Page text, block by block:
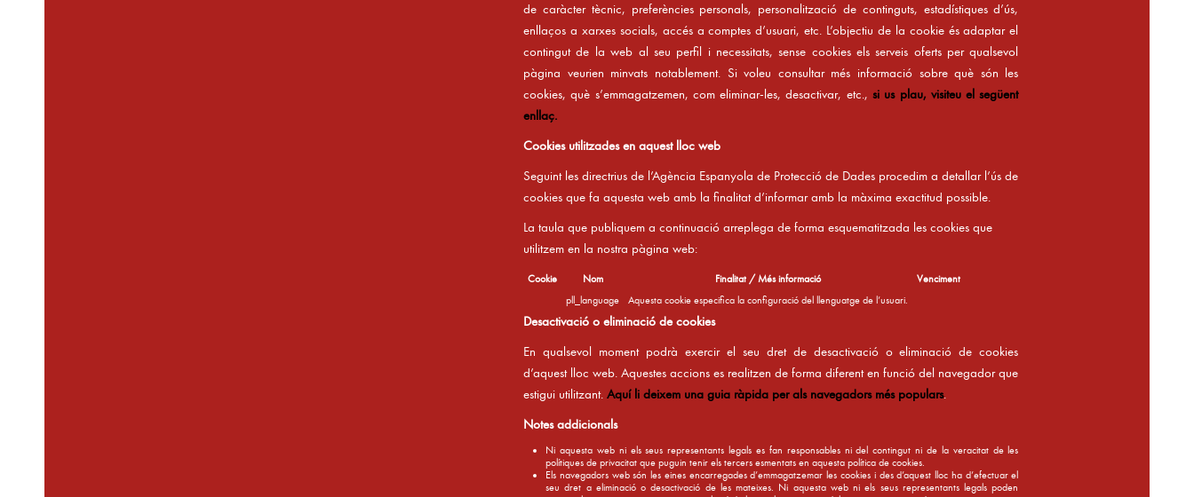
de caràcter tècnic, preferències personals, personalització de continguts, estadístiques d’ús,
enllaços a xarxes socials, accés a comptes d’usuari, etc. L’objectiu de la cookie és adaptar el
contingut de la web al seu perfil i necessitats, sense cookies els serveis oferts per qualsevol
pàgina veurien minvats notablement. Si voleu consultar més informació sobre què són les
cookies, què s’emmagatzemen, com eliminar-les, desactivar, etc.,si us plau, visiteu el següent
enllaç.
Cookies utilitzades en aquest lloc web
Seguint les directrius de l’Agència Espanyola de Protecció de Dades procedim a detallar l’ús de
cookies que fa aquesta web amb la finalitat d’informar amb la màxima exactitud possible.
La taula que publiquem a continuació arreplega de forma esquematitzada les cookies que
utilitzem en la nostra pàgina web:
Cookie Nom Finalitat / Més informació
Venciment
pll_language
Aquesta cookie especifica la configuració del llenguatge de l’usuari.
Desactivació o eliminació de cookies
En qualsevol moment podrà exercir el seu dret de desactivació o eliminació de cookies
d’aquest lloc web. Aquestes accions es realitzen de forma diferent en funció del navegador que
estigui utilitzant.Aquí li deixem una guia ràpida per als navegadors més populars.
Notes addicionals
Ni aquesta web ni els seus representants legals es fan responsables ni del contingut ni de la veracitat de les
polítiques de privacitat que puguin tenir els tercers esmentats en aquesta política de cookies.
Els navegadors web són les eines encarregades d’emmagatzemar les cookies i des d’aquest lloc ha d’efectuar el
seu dret a eliminació o desactivació de les mateixes. Ni aquesta web ni els seus representants legals poden